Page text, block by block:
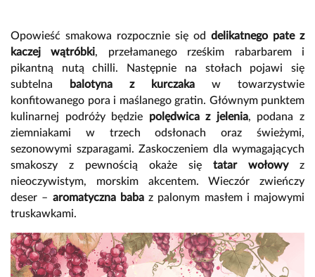
Opowieść smakowa rozpocznie się od delikatnego pate z
kaczej wątróbki, przełamanego rześkim rabarbarem i
pikantną nutą chilli. Następnie na stołach pojawi się
subtelna
balotyna z kurczaka w towarzystwie
konfitowanego pora i maślanego gratin. Głównym punktem
kulinarnej podróży będzie polędwica z jelenia, podana z
ziemniakami w trzech odsłonach oraz świeżymi,
sezonowymi szparagami. Zaskoczeniem dla wymagających
smakoszy z pewnością okaże się tatar wołowyz
nieoczywistym, morskim akcentem. Wieczór zwieńczy
deser – aromatyczna babaz palonym masłem i majowymi
truskawkami.